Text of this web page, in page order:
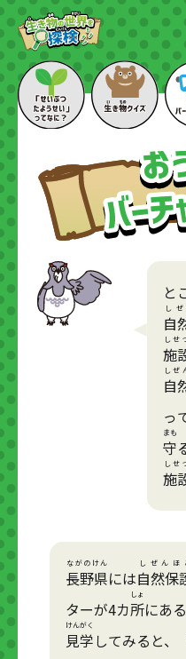
と
自
し
施
しせ
自
しぜ
っ
守
まも
施
しせ
長野県
ながのけん
には自然保
しぜんほ
ターが4カ所
しょ
にあ
見学
けんがく
してみると、